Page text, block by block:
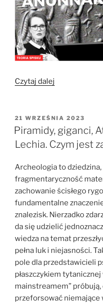
Czytaj dalej
z
kosmosu?”
OPUBLIKOWANE
W
21 WRZEŚNIA 2023
Piramidy, giganci,
Lechia. Czym jest
Archeologia to
fragmentaryczność
zachowanie ścisłego
fundamentalne
znalezisk. Nierzadko
da się udzielić
wiedza na temat
pełna luk i niejasności.
pole dla przedstawicieli
płaszczykiem
mainstreamem”
przeforsować niemające